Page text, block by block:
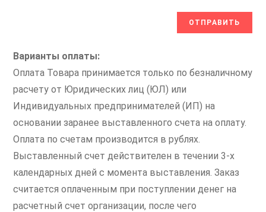
Варианты оплаты:
Оплата Товара принимается только по безналичному
расчету от Юридических лиц (ЮЛ) или
Индивидуальных предпринимателей (ИП) на
основании заранее выставленного счета на оплату.
Оплата по счетам производится в рублях.
Выставленный счет действителен в течении 3-х
календарных дней с момента выставления. Заказ
считается оплаченным при поступлении денег на
расчетный счет организации, после чего